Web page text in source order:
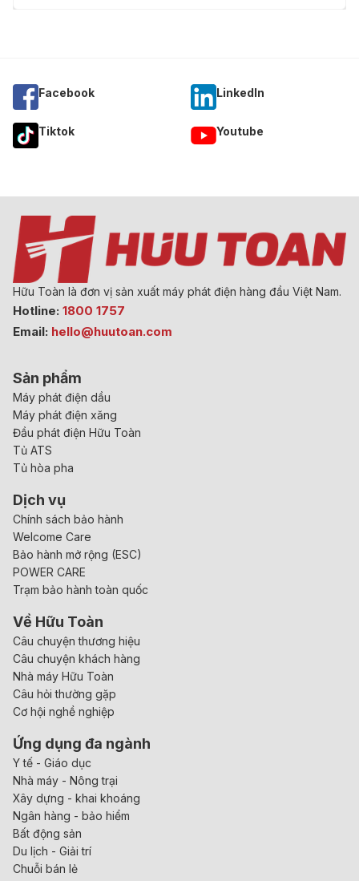
Facebook Linkedln
Tiktok Youtube
Hữu Toàn là đơn vị sản xuất máy phát điện hàng đầu Việt Nam.
Hotline: 1800 1757
Email: hello@huutoan.com
Sản phẩm
Máy phát điện dầu
Máy phát điện xăng
Đầu phát điện Hữu Toàn
Tủ ATS
Tủ hòa pha
Dịch vụ
Chính sách bảo hành
Welcome Care
Bảo hành mở rộng (ESC)
POWER CARE
Trạm bảo hành toàn quốc
Về Hữu Toàn
Câu chuyện thương hiệu
Câu chuyện khách hàng
Nhà máy Hữu Toàn
Câu hỏi thường gặp
Cơ hội nghề nghiệp
Ứng dụng đa ngành
Y tế - Giáo dục
Nhà máy - Nông trại
Xây dựng - khai khoáng
Ngân hàng - bảo hiểm
Bất động sản
Du lịch - Giải trí
Chuỗi bán lẻ